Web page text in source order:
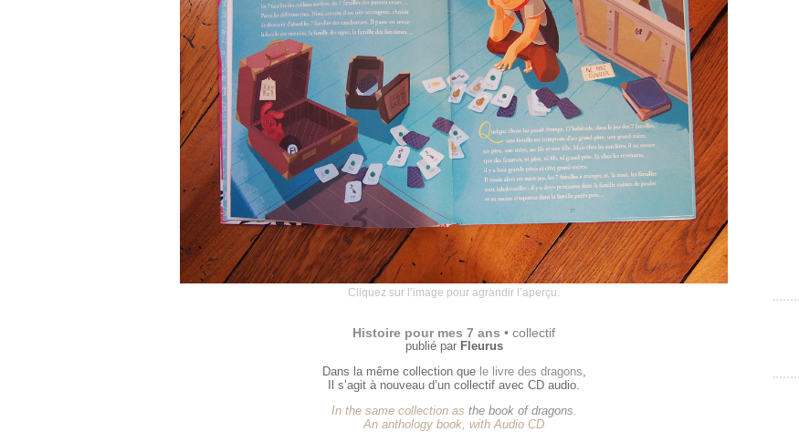
Cliquez sur l’image pour agrandir l’aperçu.
Histoire pour mes 7 ans • collectif
publié par Fleurus
Dans la même collection que le livre des dragons
Il s’agit à nouveau d’un collectif avec CD audio.
In the same collection as the book of dragons
An anthology book, with Audio CD